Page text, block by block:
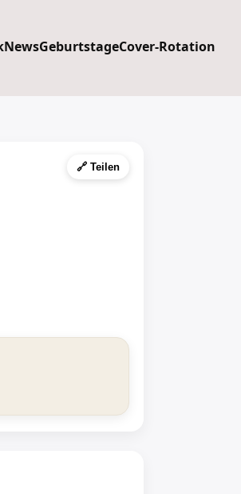
NewsGeburtstageCover-Rotation
🔗 Teilen